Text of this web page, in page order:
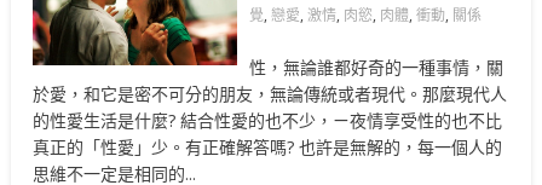
覺,戀愛,激情, 肉慾, 肉體,衝動, 關係
性，無論誰都好奇的一種事情，關
於愛，和它是密不可分的朋友，無論傳統或者現代。那麼現代人
的性愛生活是什麼? 結合性愛的也不少，ㄧ夜情享受性的也不比
真正的「性愛」少。有正確解答嗎? 也許是無解的，每一個人的
思維不一定是相同的...